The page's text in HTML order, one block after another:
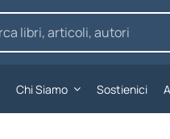
Chi Siamo Sostienici